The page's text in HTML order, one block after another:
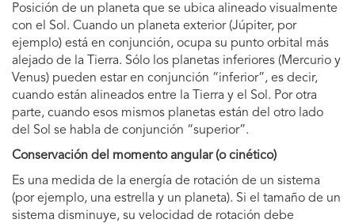
Posición de un planeta que se ubica alineado visualmente
con el Sol. Cuando un planeta exterior (Júpiter, por
ejemplo) está en conjunción, ocupa su punto orbital más
alejado de la Tierra. Sólo los planetas inferiores (Mercurio y
Venus) pueden estar en conjunción “inferior”, es decir,
cuando están alineados entre la Tierra y el Sol. Por otra
parte, cuando esos mismos planetas están del otro lado
del Sol se habla de conjunción “superior”.
Conservación del momento angular (o cinético)
Es una medida de la energía de rotación de un sistema
(por ejemplo, una estrella y un planeta). Si el tamaño de un
sistema disminuye, su velocidad de rotación debe